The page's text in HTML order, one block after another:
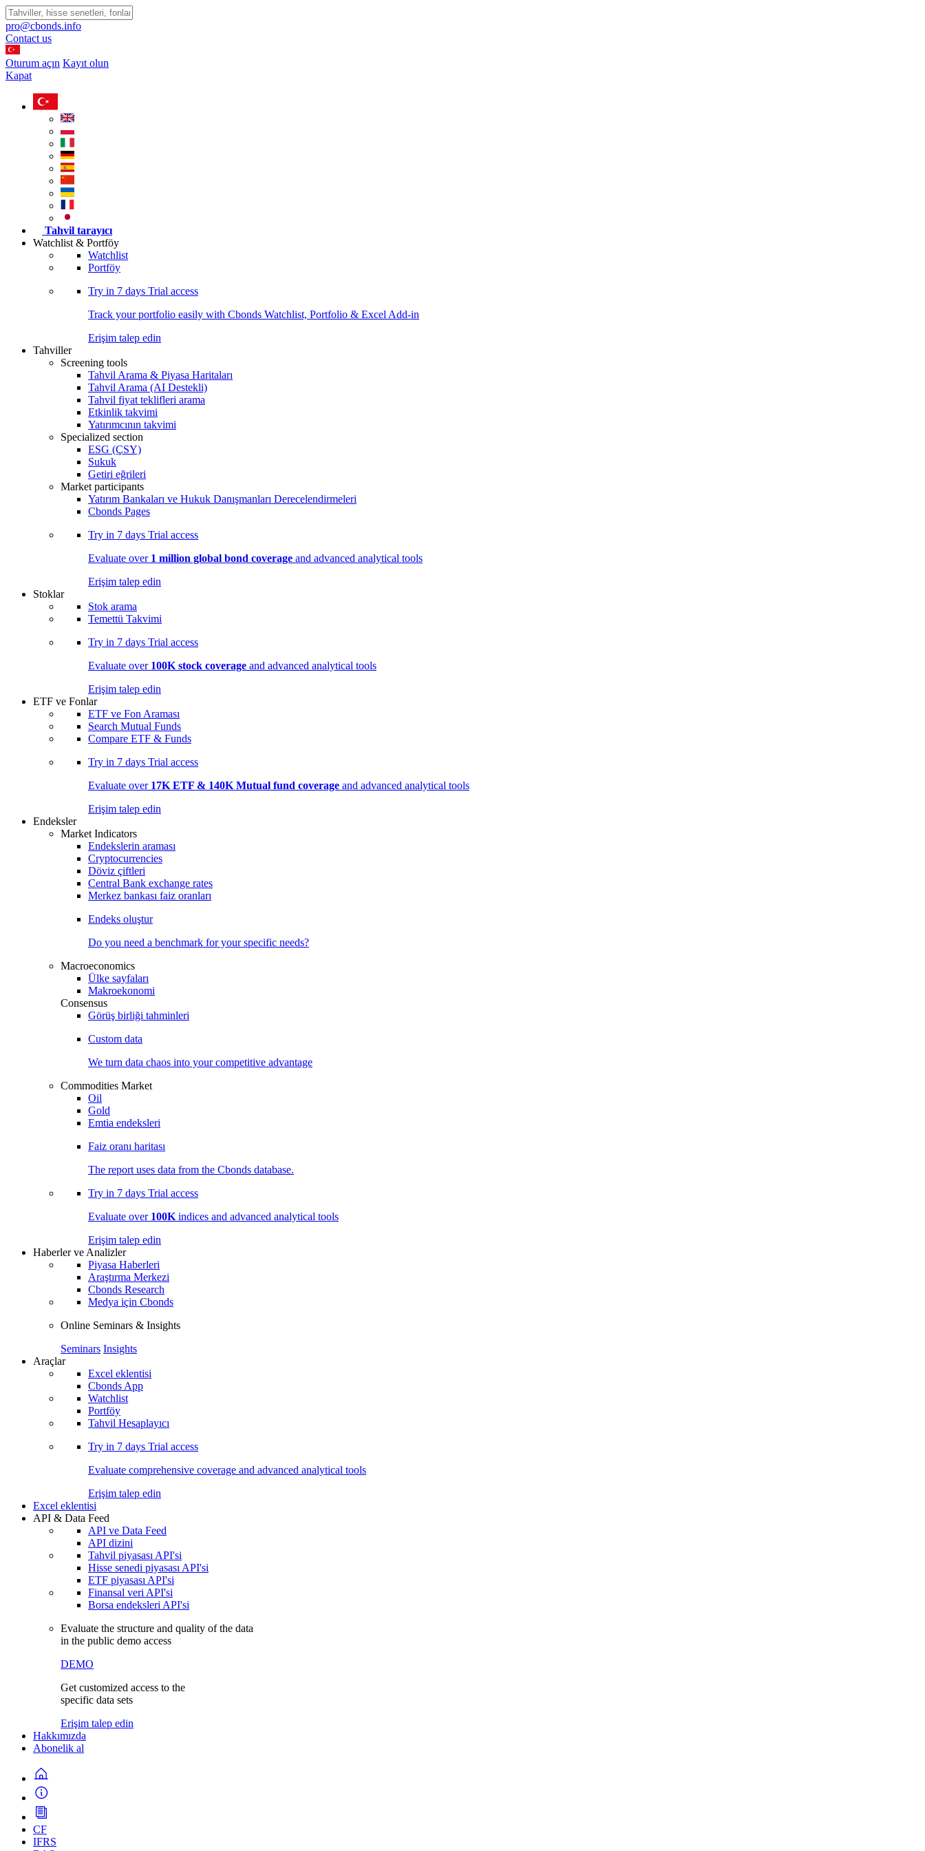
pro@cbonds.info
Contact us
Oturum açın Kayıt olun
Kapat
Tahvil tarayıcı
Watchlist & Portföy
Watchlist
Portföy
Try in 7 days Trial access
Track your portfolio easily with Cbonds Watchlist, Portfolio & Excel Add-in
Erişim talep edin
Tahviller
Screening tools
Tahvil Arama & Piyasa Haritaları
Tahvil Arama (AI Destekli)
Tahvil fiyat teklifleri arama
Etkinlik takvimi
Yatırımcının takvimi
Specialized section
ESG (ÇSY)
Sukuk
Getiri eğrileri
Market participants
Yatırım Bankaları ve Hukuk Danışmanları Derecelendirmeleri
Cbonds Pages
Try in 7 days Trial access
Evaluate over 1 million global bond coverage and advanced analytical tools
Erişim talep edin
Stoklar
Stok arama
Temettü Takvimi
Try in 7 days Trial access
Evaluate over 100K stock coverage and advanced analytical tools
Erişim talep edin
ETF ve Fonlar
ETF ve Fon Araması
Search Mutual Funds
Compare ETF & Funds
Try in 7 days Trial access
Evaluate over 17K ETF & 140K Mutual fund coverage and advanced analytical tools
Erişim talep edin
Endeksler
Market Indicators
Endekslerin araması
Cryptocurrencies
Döviz çiftleri
Central Bank exchange rates
Merkez bankası faiz oranları
Endeks oluştur
Do you need a benchmark for your specific needs?
Macroeconomics
Ülke sayfaları
Makroekonomi
Consensus
Görüş birliği tahminleri
Custom data
We turn data chaos into your competitive advantage
Commodities Market
Oil
Gold
Emtia endeksleri
Faiz oranı haritası
The report uses data from the Cbonds database.
Try in 7 days Trial access
Evaluate over 100K indices and advanced analytical tools
Erişim talep edin
Haberler ve Analizler
Piyasa Haberleri
Araştırma Merkezi
Cbonds Research
Medya için Cbonds
Online Seminars & Insights
Seminars Insights
Araçlar
Excel eklentisi
Cbonds App
Watchlist
Portföy
Tahvil Hesaplayıcı
Try in 7 days Trial access
Evaluate comprehensive coverage and advanced analytical tools
Erişim talep edin
Excel eklentisi
API & Data Feed
API ve Data Feed
API dizini
Tahvil piyasası API'si
Hisse senedi piyasası API'si
ETF piyasası API'si
Finansal veri API'si
Borsa endeksleri API'si
Evaluate the structure and quality of the data
in the public demo access
DEMO
Get customized access to the
specific data sets
Erişim talep edin
Hakkımızda
Abonelik al
CF
IFRS